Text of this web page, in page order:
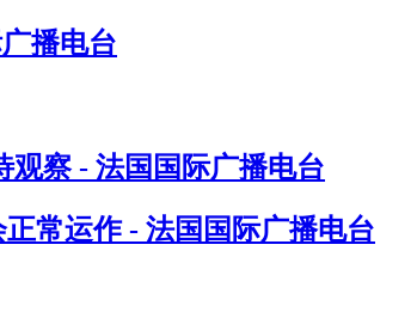
播电台
观察 - 法国国际广播电台
常运作 - 法国国际广播电台